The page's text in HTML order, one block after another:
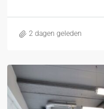
2 dagen geleden